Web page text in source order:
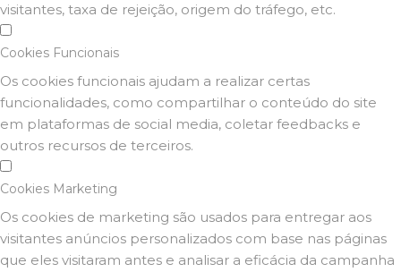
visitantes, taxa de rejeição, origem do tráfego, etc.
Cookies Funcionais
Os cookies funcionais ajudam a realizar certas
funcionalidades, como compartilhar o conteúdo do site
em plataformas de social media, coletar feedbacks e
outros recursos de terceiros.
Cookies Marketing
Os cookies de marketing são usados para entregar aos
visitantes anúncios personalizados com base nas páginas
que eles visitaram antes e analisar a eficácia da campanha